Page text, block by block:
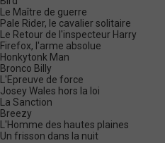
Le Maître de guerre
Pale Rider, le cavalier solitaire
Le Retour de l'inspecteur Harry
Firefox, l'arme absolue
Honkytonk Man
Bronco Billy
L'Epreuve de force
Josey Wales hors la loi
La Sanction
Breezy
L'Homme des hautes plaines
Un frisson dans la nuit